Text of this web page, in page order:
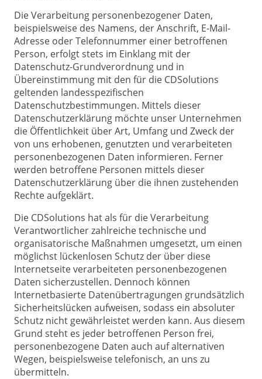
Die Verarbeitung personenbezogener Daten,
beispielsweise des Namens, der Anschrift, E-Mail-
Adresse oder Telefonnummer einer betroffenen
Person, erfolgt stets im Einklang mit der
Datenschutz-Grundverordnung und in
Übereinstimmung mit den für die CDSolutions
geltenden landesspezifischen
Datenschutzbestimmungen. Mittels dieser
Datenschutzerklärung möchte unser Unternehmen
die Öffentlichkeit über Art, Umfang und Zweck der
von uns erhobenen, genutzten und verarbeiteten
personenbezogenen Daten informieren. Ferner
werden betroffene Personen mittels dieser
Datenschutzerklärung über die ihnen zustehenden
Rechte aufgeklärt.
Die CDSolutions hat als für die Verarbeitung
Verantwortlicher zahlreiche technische und
organisatorische Maßnahmen umgesetzt, um einen
möglichst lückenlosen Schutz der über diese
Internetseite verarbeiteten personenbezogenen
Daten sicherzustellen. Dennoch können
Internetbasierte Datenübertragungen grundsätzlich
Sicherheitslücken aufweisen, sodass ein absoluter
Schutz nicht gewährleistet werden kann. Aus diesem
Grund steht es jeder betroffenen Person frei,
personenbezogene Daten auch auf alternativen
Wegen, beispielsweise telefonisch, an uns zu
übermitteln.